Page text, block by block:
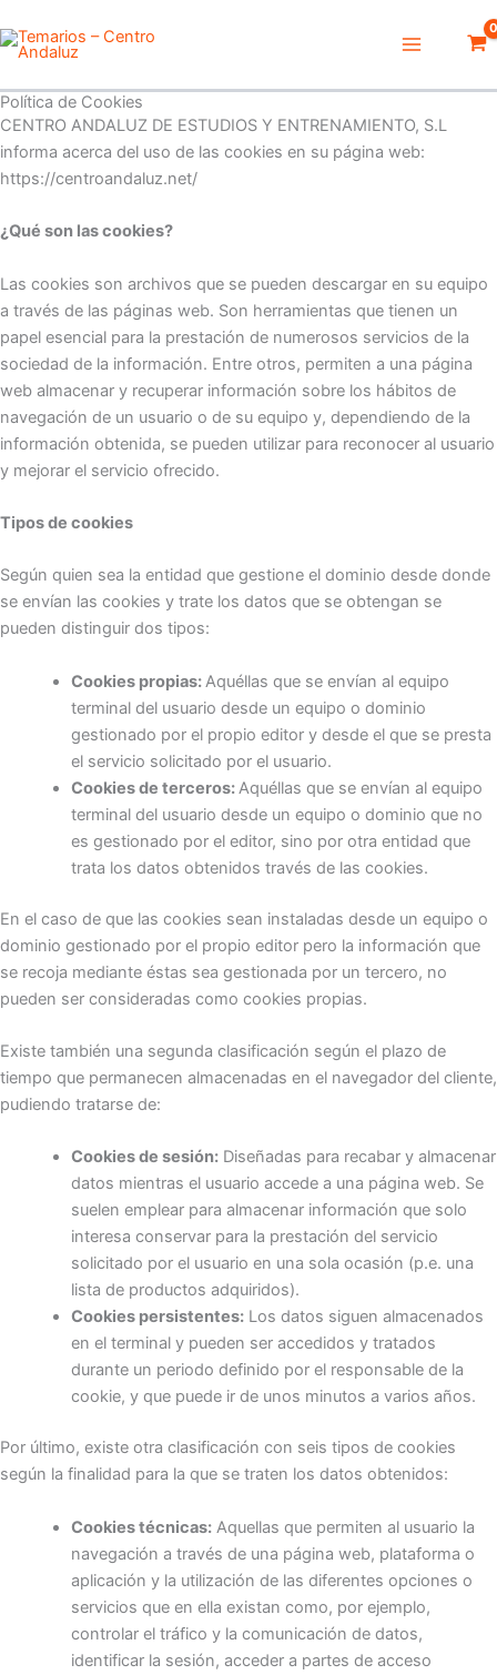
al
contenido
Política de Cookies
CENTRO ANDALUZ DE ESTUDIOS Y ENTRENAMIENTO, S.L
informa acerca del uso de las cookies en su página web:
https://centroandaluz.net/
¿Qué son las cookies?
Las cookies son archivos que se pueden descargar en su equipo
a través de las páginas web. Son herramientas que tienen un
papel esencial para la prestación de numerosos servicios de la
sociedad de la información. Entre otros, permiten a una página
web almacenar y recuperar información sobre los hábitos de
navegación de un usuario o de su equipo y, dependiendo de la
información obtenida, se pueden utilizar para reconocer al usuario
y mejorar el servicio ofrecido.
Tipos de cookies
Según quien sea la entidad que gestione el dominio desde donde
se envían las cookies y trate los datos que se obtengan se
pueden distinguir dos tipos:
Cookies propias:Aquéllas que se envían al equipo
terminal del usuario desde un equipo o dominio
gestionado por el propio editor y desde el que se presta
el servicio solicitado por el usuario.
Cookies de terceros:Aquéllas que se envían al equipo
terminal del usuario desde un equipo o dominio que no
es gestionado por el editor, sino por otra entidad que
trata los datos obtenidos través de las cookies.
En el caso de que las cookies sean instaladas desde un equipo o
dominio gestionado por el propio editor pero la información que
se recoja mediante éstas sea gestionada por un tercero, no
pueden ser consideradas como cookies propias.
Existe también una segunda clasificación según el plazo de
tiempo que permanecen almacenadas en el navegador del cliente,
pudiendo tratarse de:
Cookies de sesión:Diseñadas para recabar y almacenar
datos mientras el usuario accede a una página web. Se
suelen emplear para almacenar información que solo
interesa conservar para la prestación del servicio
solicitado por el usuario en una sola ocasión (p.e. una
lista de productos adquiridos).
Cookies persistentes:Los datos siguen almacenados
en el terminal y pueden ser accedidos y tratados
durante un periodo definido por el responsable de la
cookie, y que puede ir de unos minutos a varios años.
Por último, existe otra clasificación con seis tipos de cookies
según la finalidad para la que se traten los datos obtenidos:
Cookies técnicas:Aquellas que permiten al usuario la
navegación a través de una página web, plataforma o
aplicación y la utilización de las diferentes opciones o
servicios que en ella existan como, por ejemplo,
controlar el tráfico y la comunicación de datos,
identificar la sesión, acceder a partes de acceso